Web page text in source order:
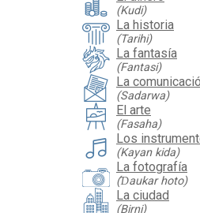
(Kudi)
La historia
(Tarihi)
La fantasía
(Fantasi)
La
(Sadarwa)
El arte
(Fasaha)
Los
(Kayan kida)
La fotografía
(Ɗaukar hoto)
La ciudad
(Birni)